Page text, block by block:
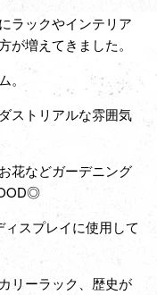
ラックやインテリア
増えてきました。
ストリアルな雰囲気
花などガーデニング
スプレイに使用して
リーラック、歴史が